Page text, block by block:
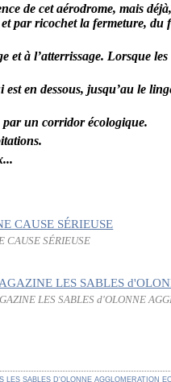
de cet aérodrome, mais
et par ricochet la fermeture, du
à l’atterrissage. Lorsque les
en dessous, jusqu’au le
par un corridor écologique.
CAUSE SÉRIEUSE
LES SABLES d'OLONNE
LES SABLES D'OLONNE AGGLOMERATION